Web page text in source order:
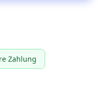
Zahlung